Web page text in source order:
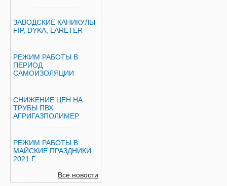
ЗАВОДСКИЕ КАНИКУЛЫ
FIP, DYKA, LARETER
РЕЖИМ РАБОТЫ В
ПЕРИОД
САМОИЗОЛЯЦИИ
СНИЖЕНИЕ ЦЕН НА
ТРУБЫ ПВХ
АГРИГАЗПОЛИМЕР.
РЕЖИМ РАБОТЫ В
МАЙСКИЕ ПРАЗДНИКИ
2021 Г.
Все новости